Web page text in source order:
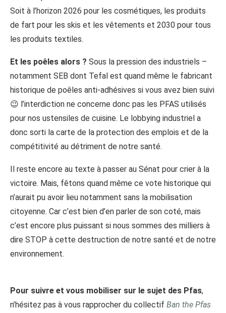
Soit à l’horizon 2026 pour les cosmétiques, les produits
de fart pour les skis et les vêtements et 2030 pour tous
les produits textiles.
Et les poêles alors ? Sous la pression des industriels –
notamment SEB dont Tefal est quand même le fabricant
historique de poêles anti-adhésives si vous avez bien suivi
😉 l’interdiction ne concerne donc pas les PFAS utilisés
pour nos ustensiles de cuisine. Le lobbying industriel a
donc sorti la carte de la protection des emplois et de la
compétitivité au détriment de notre santé.
Il reste encore au texte à passer au Sénat pour crier à la
victoire. Mais, fêtons quand même ce vote historique qui
n’aurait pu avoir lieu notamment sans la mobilisation
citoyenne. Car c’est bien d’en parler de son coté, mais
c’est encore plus puissant si nous sommes des milliers à
dire STOP à cette destruction de notre santé et de notre
environnement.
Pour suivre et vous mobiliser sur le sujet des Pfas,
n’hésitez pas à vous rapprocher du collectif Ban the Pfas